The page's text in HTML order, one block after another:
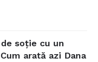
soție cu un
arată azi Dana